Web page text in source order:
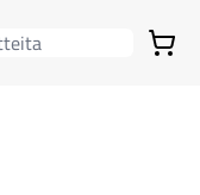
Ostoskori